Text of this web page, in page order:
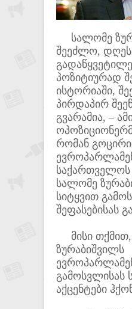
სალომე
შეეძლო, დღეს
პოზიტიურად
ისტორიაში,
პირდაპირ
გვარამია, –
რომან
საქართველოს
სალომე
სიტყვით
შეფასებისას
მისი
ზურაბიშვილს
გამოსვლისას
აქცენტები